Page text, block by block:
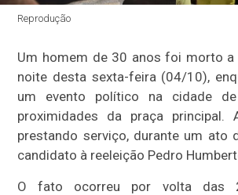
Reprodução
Um homem de 30 anos foi morto
noite desta sexta-feira (04/10),
um evento político na cidade de
proximidades da praça principal.
prestando serviço, durante um ato
candidato à reeleição Pedro
O fato ocorreu por volta das